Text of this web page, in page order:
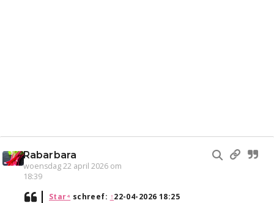
Rabarbara
woensdag 22 april 2026 om
18:39
Star⁴ schreef: ↑22-04-2026 18:25